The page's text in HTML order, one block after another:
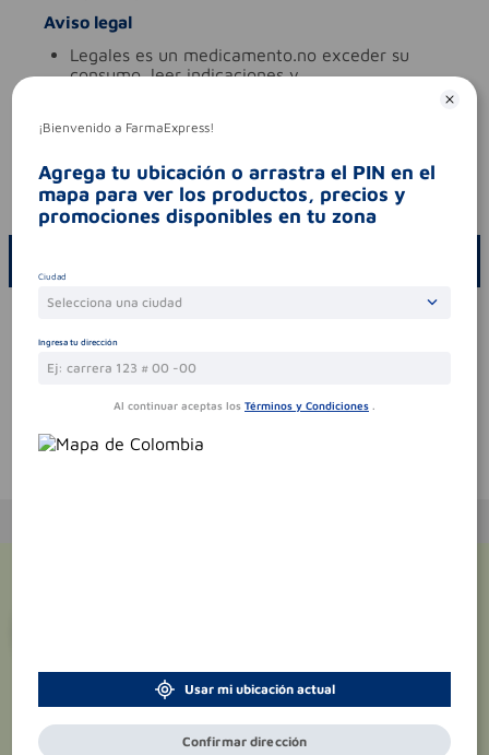
Aviso legal
legales es un medicamento.no exceder su
consumo. leer indicaciones y
contraindicaciones
codigo invima 2020m-0019971
Por favor, inicie sesión para escribir un comentario
Sin comentarios.
¡Bienvenido a FarmaExpress!
Agrega tu ubicación o arrastra el PIN en el
mapa para ver los productos, precios y
promociones disponibles en tu zona
Ciudad
Selecciona una ciudad
Ingresa tu dirección
Al continuar aceptas los Términos y Condiciones .
Usar mi ubicación actual
Confirmar dirección